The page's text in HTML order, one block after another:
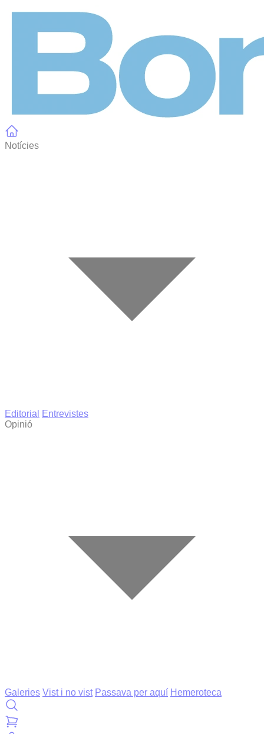
Notícies
Editorial
Entrevistes
Opinió
Galeries Vist i no vist Passava per aquí Hemeroteca